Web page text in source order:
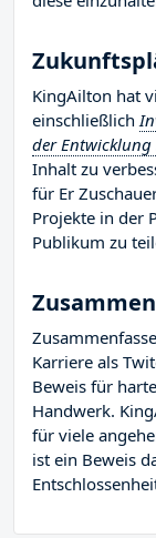
KingAilton hat
einschließlich
der
Inhalt zu
für Er
Projekte in der
Publikum zu
Karriere als
Beweis für
Handwerk.
für viele
ist ein Beweis